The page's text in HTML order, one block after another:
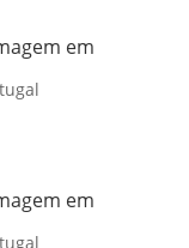
em
em